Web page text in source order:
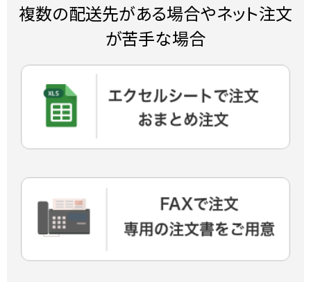
複数の配送先がある場合やネット注文
が苦手な場合